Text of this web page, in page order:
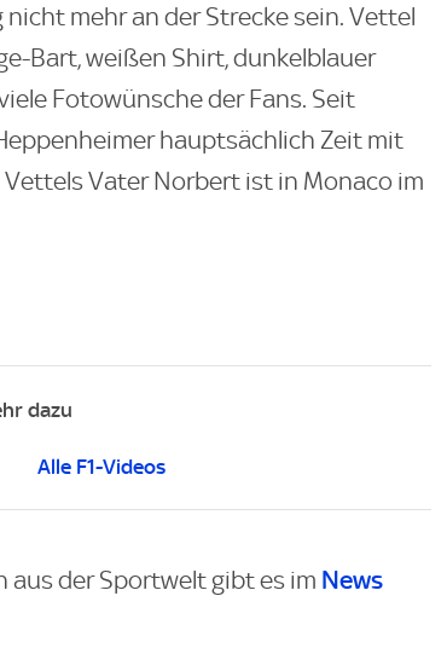
mehr an der Strecke sein. Vettel
Bart, weißen Shirt, dunkelblauer
Fotowünsche der Fans. Seit
hauptsächlich Zeit mit
Vater Norbert ist in Monaco im
dazu
Alle F1-Videos
der Sportwelt gibt es im News